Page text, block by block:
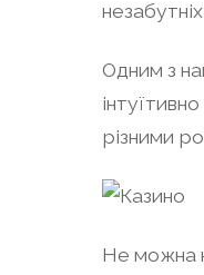
Одним з
різними
Не можна